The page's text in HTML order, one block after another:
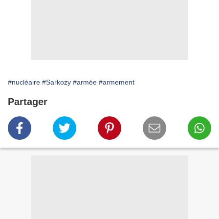
#nucléaire #Sarkozy #armée #armement
Partager